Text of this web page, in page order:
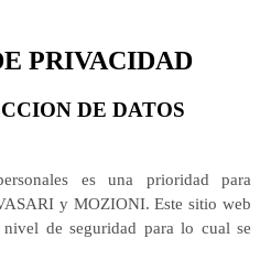
PRIVACIDAD
DE DATOS
es una prioridad para
y MOZIONI. Este sitio web
de seguridad para lo cual se